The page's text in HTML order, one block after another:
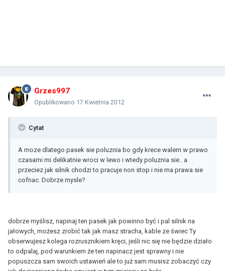
Grzes997
Opublikowano 17 Kwietnia 2012
Cytat
A moze dlatego pasek sie poluznia bo gdy krece walem w prawo
czasami mi delikatnie wroci w lewo i wtedy poluznia sie.. a
przeciez jak silnik chodzi to pracuje non stop i nie ma prawa sie
cofnac. Dobrze mysle?
dobrze myślisz, napinaj ten pasek jak powinno być i pal silnik na
jałowych, możesz zrobić tak jak masz stracha, kable ze świec Ty
obserwujesz kolega rozrusznikiem kręci, jeśli nic się nie będzie działo
to odpalaj, pod warunkiem że ten napinacz jest sprawny i nie
popuszcza sam swoich ustawień ale to już sam musisz zobaczyć czy